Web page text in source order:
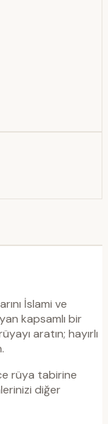
İslami ve
kapsamlı bir
aratın; hayırlı
rüya tabirine
diğer